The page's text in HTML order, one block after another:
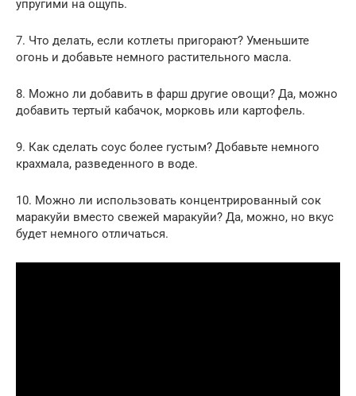
упругими на ощупь.
7. Что делать, если котлеты пригорают? Уменьшите
огонь и добавьте немного растительного масла.
8. Можно ли добавить в фарш другие овощи? Да, можно
добавить тертый кабачок, морковь или картофель.
9. Как сделать соус более густым? Добавьте немного
крахмала, разведенного в воде.
10. Можно ли использовать концентрированный сок
маракуйи вместо свежей маракуйи? Да, можно, но вкус
будет немного отличаться.